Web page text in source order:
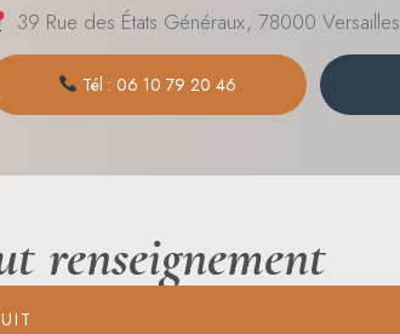
39 Rue des États Généraux, 78000 Versailles
Tél : 06 10 79 20 46
renseignement